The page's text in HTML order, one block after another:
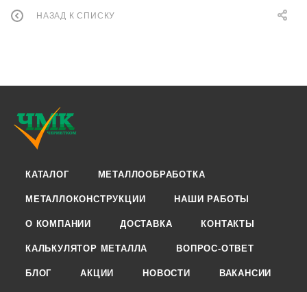
НАЗАД К СПИСКУ
КАТАЛОГ МЕТАЛЛООБРАБОТКА
МЕТАЛЛОКОНСТРУКЦИИ НАШИ РАБОТЫ
О КОМПАНИИ ДОСТАВКА КОНТАКТЫ
КАЛЬКУЛЯТОР МЕТАЛЛА ВОПРОС-ОТВЕТ
БЛОГ АКЦИИ НОВОСТИ ВАКАНСИИ